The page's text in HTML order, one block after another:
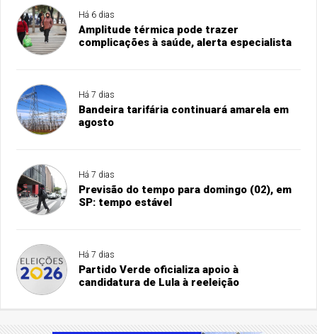
Há 6 dias
Amplitude térmica pode trazer
complicações à saúde, alerta especialista
Há 7 dias
Bandeira tarifária continuará amarela em
agosto
Há 7 dias
Previsão do tempo para domingo (02), em
SP: tempo estável
Há 7 dias
Partido Verde oficializa apoio à
candidatura de Lula à reeleição